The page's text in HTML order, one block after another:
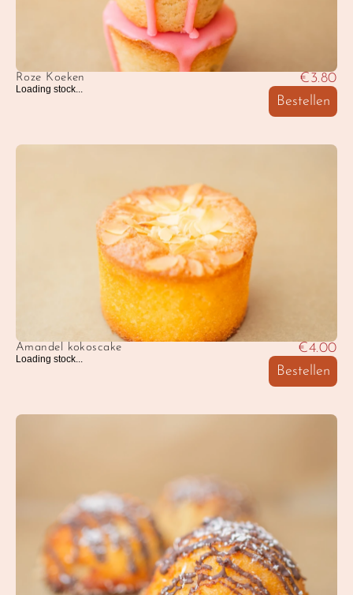
Roze Koeken
Loading stock...
€3.80
Bestellen
Amandel kokoscake
Loading stock...
€4.00
Bestellen